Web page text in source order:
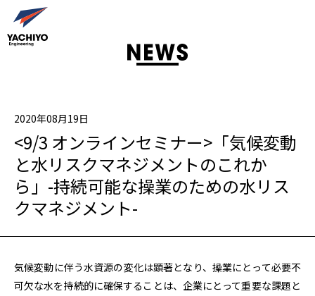
2020年08月19日
<9/3 オンラインセミナー>「気候変動
と水リスクマネジメントのこれか
ら」-持続可能な操業のための水リス
クマネジメント-
気候変動に伴う水資源の変化は顕著となり、操業にとって必要不
可欠な水を持続的に確保することは、企業にとって重要な課題と